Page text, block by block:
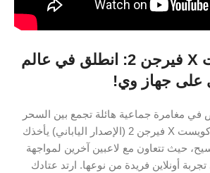
دراغون كويست X فيرجن 2: انطلق في عالم
على جهاز وي!
مغامرة جماعية هائلة تجمع بين السحر
والأسطورة؟ دراغون كويست X فيرجن 2 (الإصدار الياباني) يأخذك
حيث تتعاون مع لاعبين آخرين لمواجهة
أونلاين فريدة من نوعها. ارتد عتادك